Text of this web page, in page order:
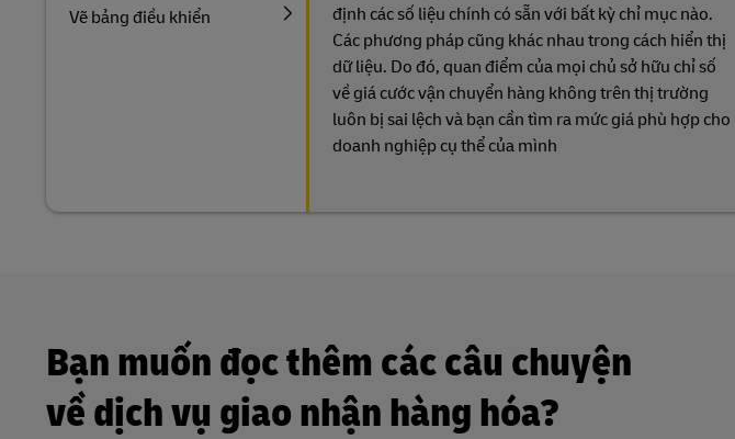
Vẽ bảng điều khiển
định các số liệu chính có sẵn với bất kỳ chỉ mục nào.
Các phương pháp cũng khác nhau trong cách hiển thị
dữ liệu. Do đó, quan điểm của mọi chủ sở hữu chỉ số
về giá cước vận chuyển hàng không trên thị trường
luôn bị sai lệch và bạn cần tìm ra mức giá phù hợp cho
doanh nghiệp cụ thể của mình
Bạn muốn đọc thêm các câu chuyện
về dịch vụ giao nhận hàng hóa?